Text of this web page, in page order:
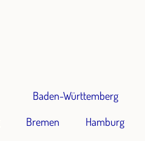
Baden-Württemberg
Bremen
Hamburg